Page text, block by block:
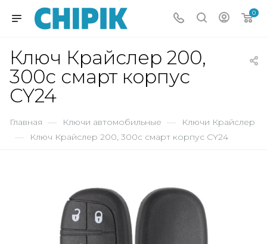
0
Ключ Крайслер 200,
300c смарт корпус
CY24
Главная — Ключи автомобильные — Ключи Крайслер
— Ключ Крайслер 200, 300c смарт корпус CY24